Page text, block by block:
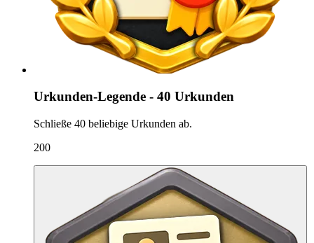
Urkunden-Legende - 40 Urkunden
Schließe 40 beliebige Urkunden ab.
200